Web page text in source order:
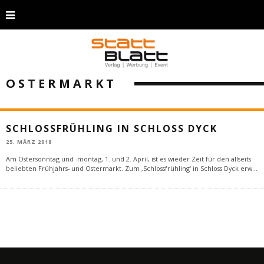
OSTERMARKT
SCHLOSSFRÜHLING IN SCHLOSS DYCK
25. MÄRZ 2018
Am Ostersonntag und -montag, 1. und 2. April, ist es wieder Zeit für den allseits
beliebten Frühjahrs- und Ostermarkt. Zum ‚Schlossfrühling‘ in Schloss Dyck erw...